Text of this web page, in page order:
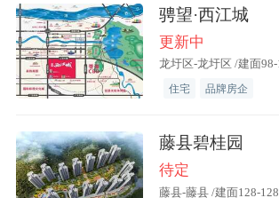
的时候，才能够避免不必要的
办事效率，从而让自己快速获
权，让自己及时落户。法拍房
简单的，只要大家确认法拍房
户口已经迁走，且已经签订了
约，并且获得了房子的产权
带上所有的买房资料和证明
骋望·西江城
更新中
龙圩区-龙圩区 /建面98-
住宅 品牌房企
藤县碧桂园
待定
藤县-藤县 /建面128-